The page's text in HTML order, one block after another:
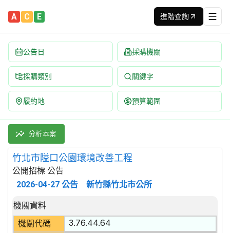
A C E 進階查詢
公告日 採購機關
採購類別 關鍵字
履約地 預算範圍
竹北市隘口公園環境改善工程 招標公告 | 案號：
採購類別：工程類 運動及娛樂工程 | 招標方式：公開招標 |
分析本案
竹北市隘口公園環境改善工程
公開招標 公告
2026-04-27 公告 新竹縣竹北市公所
招標公告詳細內容
機關資料
機關代碼
3.76.44.64